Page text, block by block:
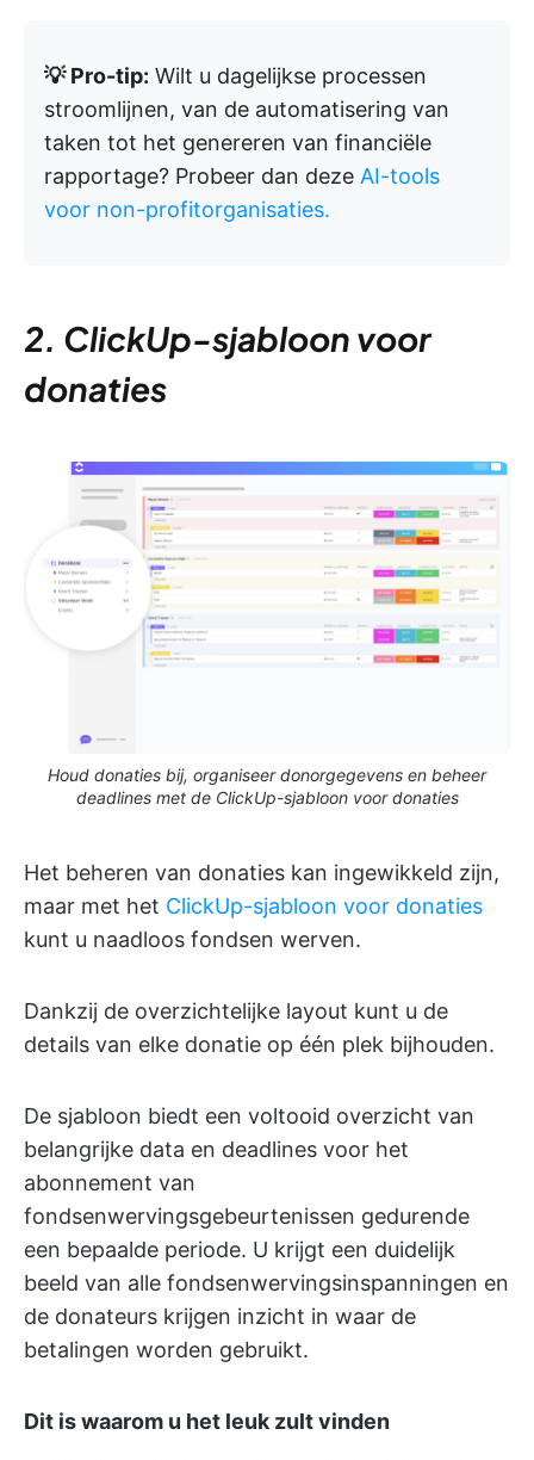
💡 Pro-tip: Wilt u dagelijkse processen
stroomlijnen, van de automatisering van
taken tot het genereren van financiële
rapportage? Probeer dan deze AI-tools
voor non-profitorganisaties.
2. ClickUp-sjabloon voor
donaties
Houd donaties bij, organiseer donorgegevens en beheer
deadlines met de ClickUp-sjabloon voor donaties
Het beheren van donaties kan ingewikkeld zijn,
maar met het ClickUp-sjabloon voor donaties
kunt u naadloos fondsen werven.
Dankzij de overzichtelijke layout kunt u de
details van elke donatie op één plek bijhouden.
De sjabloon biedt een voltooid overzicht van
belangrijke data en deadlines voor het
abonnement van
fondsenwervingsgebeurtenissen gedurende
een bepaalde periode. U krijgt een duidelijk
beeld van alle fondsenwervingsinspanningen en
de donateurs krijgen inzicht in waar de
betalingen worden gebruikt.
Dit is waarom u het leuk zult vinden